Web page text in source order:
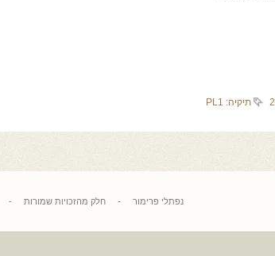
תיקיה: PL1
נפתלי פרימור -חלק מהזכויות שמורות -